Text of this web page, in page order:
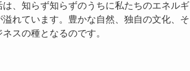
、知らず知らずのうちに私たちのエネルギ
れています。豊かな自然、独自の文化、そ
スの種となるのです。